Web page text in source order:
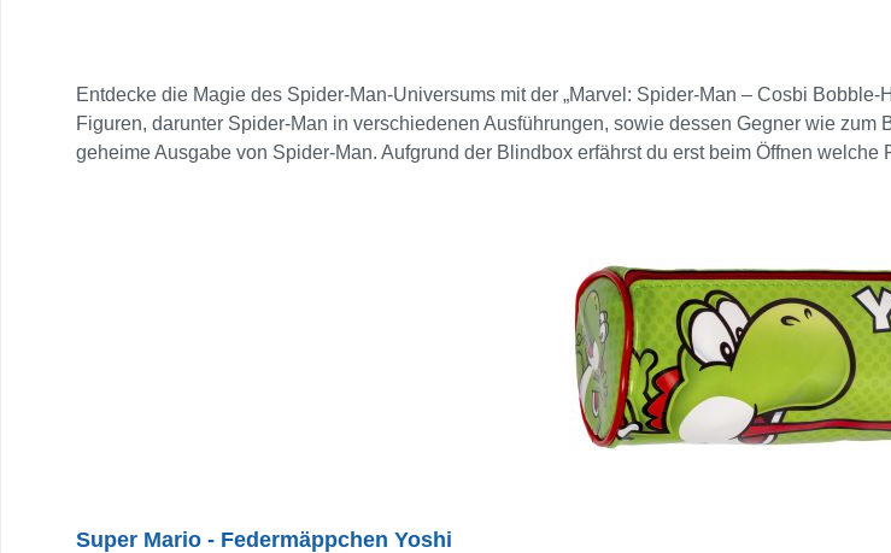
Entdecke die Magie des Spider-Man-Universums mit der „Marvel: Spider-Man – Cosbi
Figuren, darunter Spider-Man in verschiedenen Ausführungen, sowie dessen Gegner wie
geheime Ausgabe von Spider-Man. Aufgrund der Blindbox erfährst du erst beim Öffnen
Super Mario - Federmäppchen Yoshi